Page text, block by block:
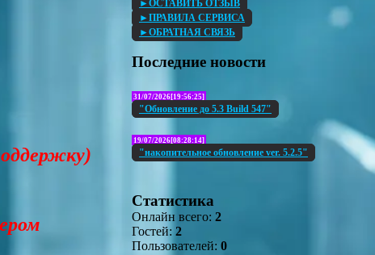
►ОСТАВИТЬ ОТЗЫВ
►ПРАВИЛА СЕРВИСА
►ОБРАТНАЯ СВЯЗЬ
Последние новости
31/07/2026[19:56:25]
"Обновление до 5.3 Build 547"
19/07/2026[08:28:14]
"накопительное обновление ver. 5.2.5"
Статистика
Онлайн всего: 2
Гостей: 2
Пользователей: 0